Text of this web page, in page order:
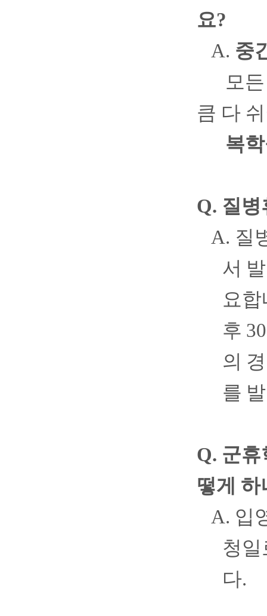
요?
A. 중
모
큼 다
복
Q. 질병
A. 질
서
요
후 30
의
를
Q. 군휴
떻게 하
A. 입
청일
다.